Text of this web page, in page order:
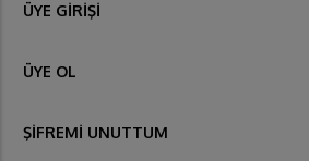
ÜYE GİRİŞİ
ÜYE OL
ŞİFREMİ UNUTTUM